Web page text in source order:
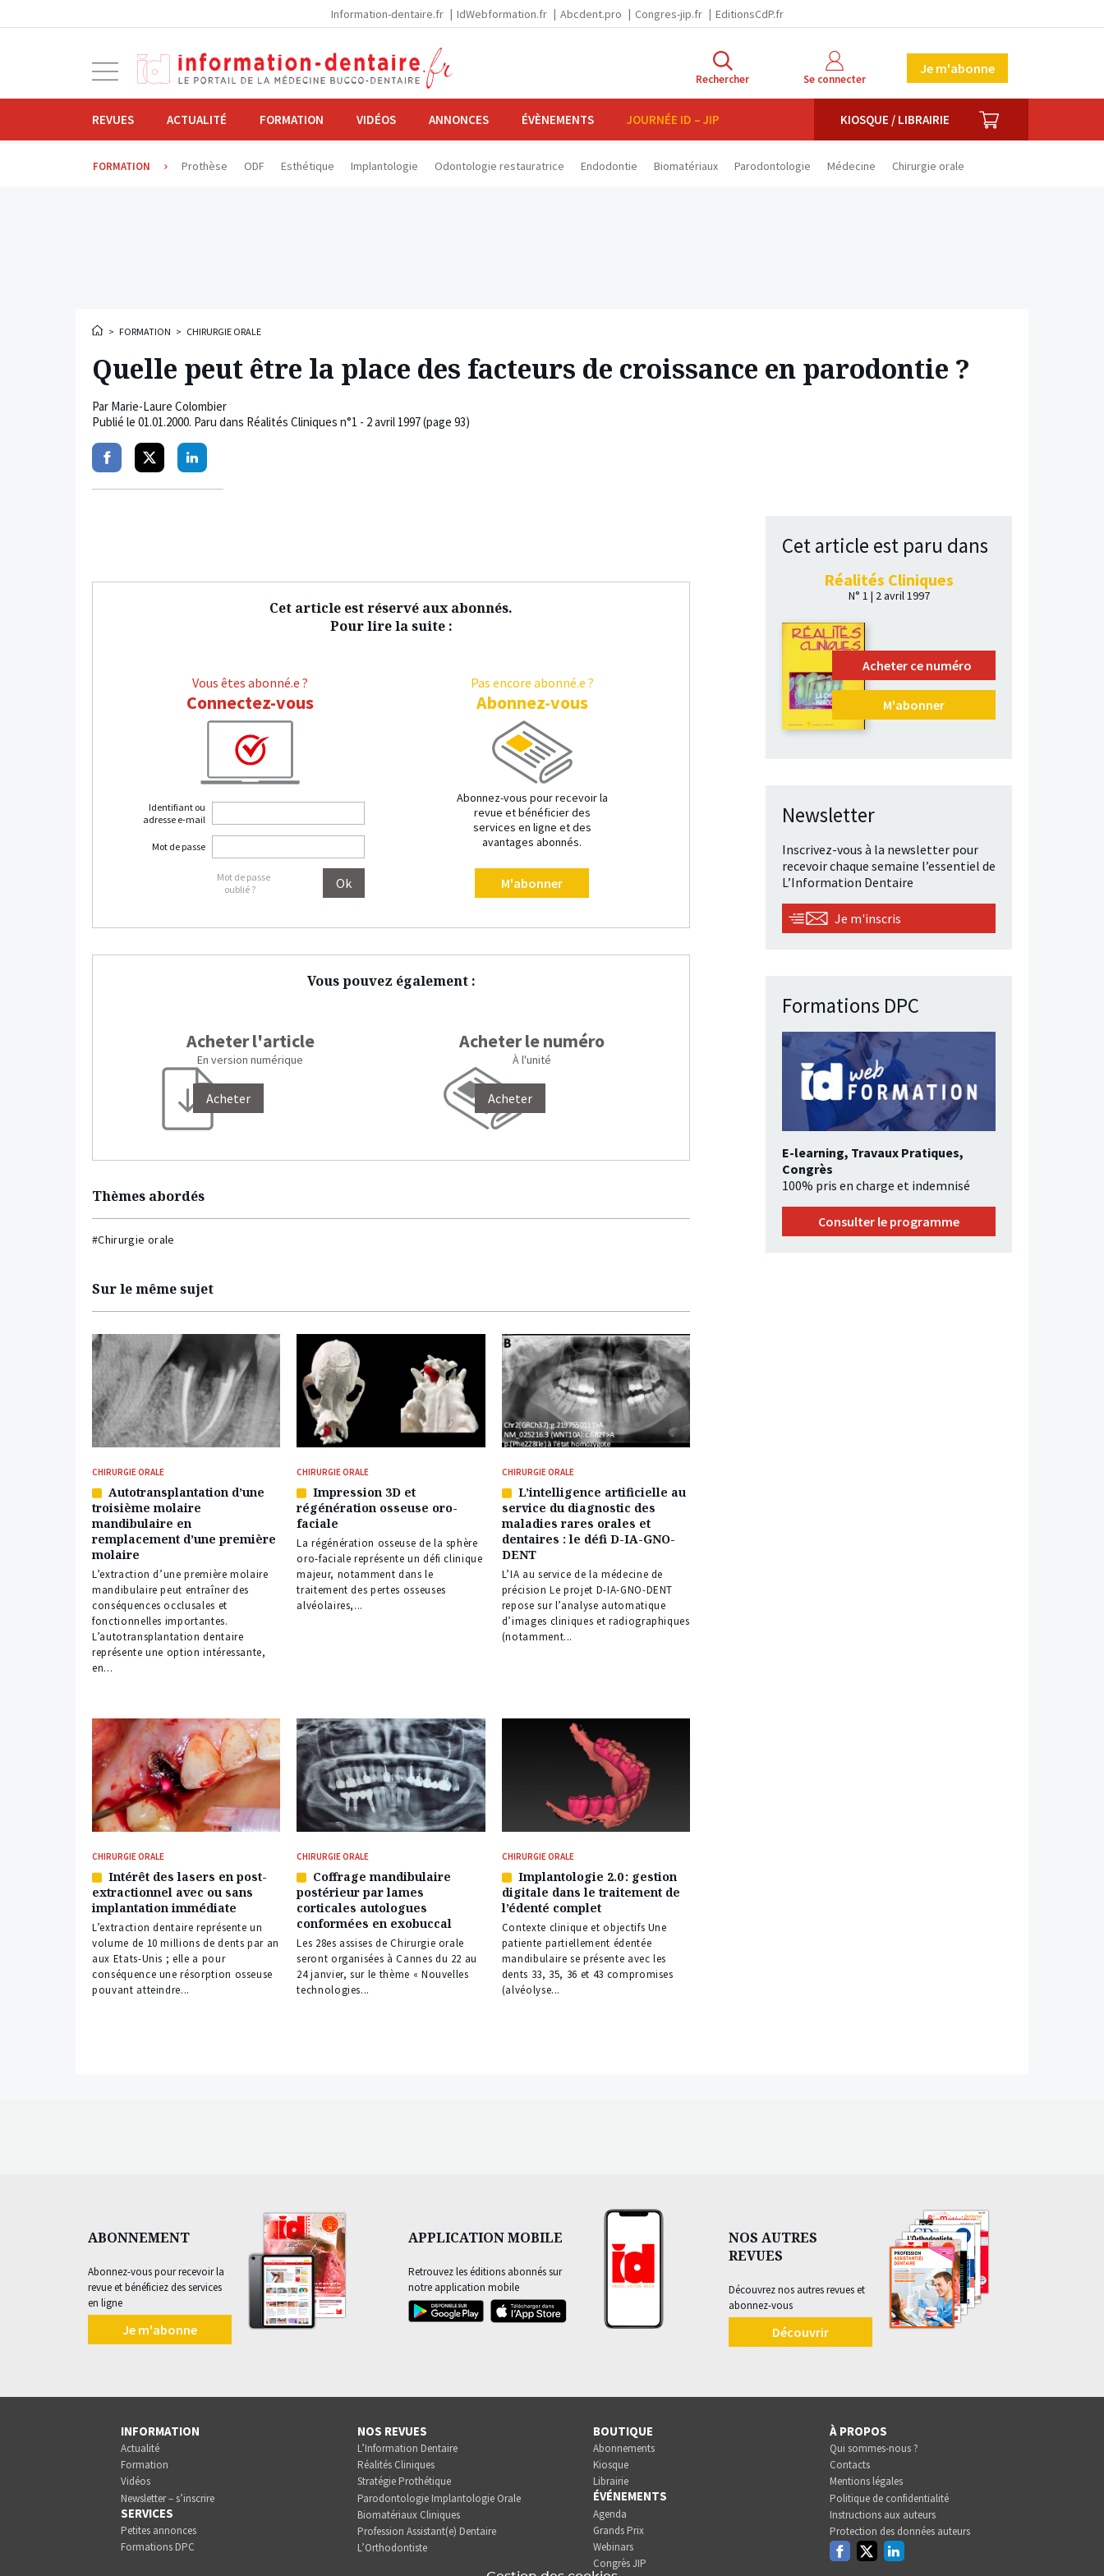
Information-dentaire.fr IdWebformation.fr Abcdent.pro Congres-jip.fr EditionsCdP.fr
navigation
Rechercher Se connecter
Je m'abonne
REVUES ACTUALITÉ FORMATION VIDÉOS ANNONCES ÉVÈNEMENTS JOURNÉE ID – JIP KIOSQUE / LIBRAIRIE PANIER
FORMATION Prothèse ODF Esthétique Implantologie Odontologie restauratrice Endodontie Biomatériaux Parodontologie Médecine Chirurgie orale
> FORMATION > CHIRURGIE ORALE
Quelle peut être la place des facteurs de croissance en parodontie ?
Par Marie-Laure Colombier
Publié le 01.01.2000. Paru dans Réalités Cliniques n°1 - 2 avril 1997 (page 93)
PartagerPartagerPartager
Cet article est réservé aux abonnés.
Pour lire la suite :
Vous êtes abonné.e ?
Connectez-vous
Identifiant ou
adresse e-mail
Mot de passe
Mot de passe
oublié ?
Pas encore abonné.e ?
Abonnez-vous
Abonnez-vous pour recevoir la
revue et bénéficier des
services en ligne et des
avantages abonnés.
M'abonner
Vous pouvez également :
Acheter l'article
En version numérique
Acheter
Acheter le numéro
À l'unité
Acheter
Thèmes abordés
#Chirurgie orale
Sur le même sujet
CHIRURGIE ORALE
Article
réservé
à
nos
abonnés
Autotransplantation d’une
troisième molaire
mandibulaire en
remplacement d’une première
molaire
L’extraction d’une première molaire
mandibulaire peut entraîner des
conséquences occlusales et
fonctionnelles importantes.
L’autotransplantation dentaire
représente une option intéressante,
en...
CHIRURGIE ORALE
Article
réservé
à
nos
abonnés
Impression 3D et
régénération osseuse oro-
faciale
La régénération osseuse de la sphère
oro-faciale représente un défi clinique
majeur, notamment dans le
traitement des pertes osseuses
alvéolaires,...
CHIRURGIE ORALE
Article
réservé
à
nos
abonnés
L’intelligence artificielle au
service du diagnostic des
maladies rares orales et
dentaires : le défi D-IA-GNO-
DENT
L’IA au service de la médecine de
précision Le projet D-IA-GNO-DENT
repose sur l’analyse automatique
d’images cliniques et radiographiques
(notamment...
CHIRURGIE ORALE
Article
réservé
à
nos
abonnés
Intérêt des lasers en post-
extractionnel avec ou sans
implantation immédiate
L’extraction dentaire représente un
volume de 10 millions de dents par an
aux Etats-Unis ; elle a pour
conséquence une résorption osseuse
pouvant atteindre...
CHIRURGIE ORALE
Article
réservé
à
nos
abonnés
Coffrage mandibulaire
postérieur par lames
corticales autologues
conformées en exobuccal
Les 28es assises de Chirurgie orale
seront organisées à Cannes du 22 au
24 janvier, sur le thème « Nouvelles
technologies...
CHIRURGIE ORALE
Article
réservé
à
nos
abonnés
Implantologie 2.0 : gestion
digitale dans le traitement de
l’édenté complet
Contexte clinique et objectifs Une
patiente partiellement édentée
mandibulaire se présente avec les
dents 33, 35, 36 et 43 compromises
(alvéolyse...
Cet article est paru dans
Réalités Cliniques
N° 1 | 2 avril 1997
Acheter ce numéro
M'abonner
Newsletter
Inscrivez-vous à la newsletter pour
recevoir chaque semaine l’essentiel de
L’Information Dentaire
Je m'inscris
Formations DPC
E-learning, Travaux Pratiques,
Congrès
100% pris en charge et indemnisé
Consulter le programme
ABONNEMENT
Abonnez-vous pour recevoir la
revue et bénéficiez des services
en ligne
Je m'abonne
APPLICATION MOBILE
Retrouvez les éditions abonnés sur
notre application mobile
NOS AUTRES
REVUES
Découvrez nos autres revues et
abonnez-vous
Découvrir
INFORMATION
Actualité
Formation
Vidéos
Newsletter – s’inscrire
SERVICES
Petites annonces
Formations DPC
NOS REVUES
L’Information Dentaire
Réalités Cliniques
Stratégie Prothétique
Parodontologie Implantologie Orale
Biomatériaux Cliniques
Profession Assistant(e) Dentaire
L’Orthodontiste
BOUTIQUE
Abonnements
Kiosque
Librairie
ÉVÉNEMENTS
Agenda
Grands Prix
Webinars
Congrès JIP
À PROPOS
Qui sommes-nous ?
Contacts
Mentions légales
Politique de confidentialité
Instructions aux auteurs
Protection des données auteurs
FacebookTwitterLinkedin